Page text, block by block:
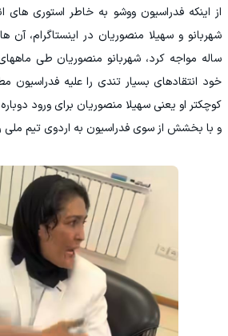
از اینکه فدراسیون ووشو به خاطر استوری های
شهربانو و سهیلا منصوریان در اینستاگرام،
ساله مواجه کرد، شهربانو منصوریان طی ماههای
خود انتقادهای بسیار تندی را علیه فدراسیون
کوچکتر او یعنی سهیلا منصوریان برای ورود
و با بخشش از سوی فدراسیون به اردوی تیم ملی